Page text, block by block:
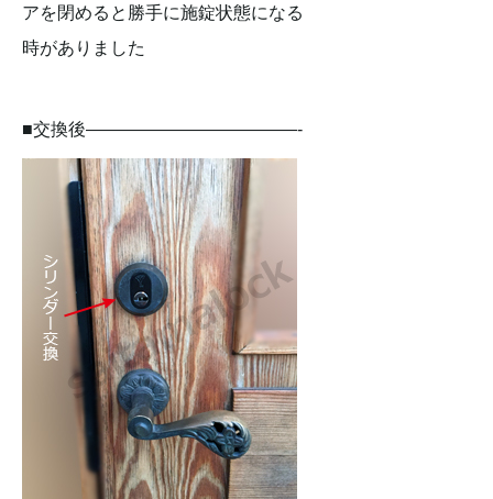
アを閉めると勝手に施錠状態になる
時がありました
■交換後————————————-